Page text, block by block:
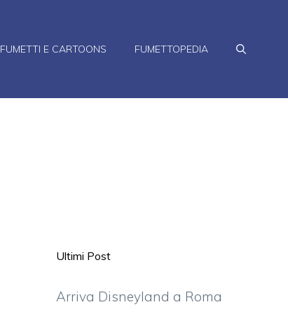
FUMETTI E CARTOONS FUMETTOPEDIA
Ultimi Post
Arriva Disneyland a Roma